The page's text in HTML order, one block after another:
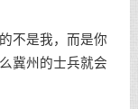
不是我，而是你
冀州的士兵就会